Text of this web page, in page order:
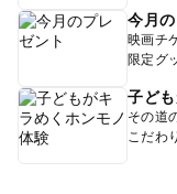
今月
映画チ
限定グ
子ど
その道
こだわ